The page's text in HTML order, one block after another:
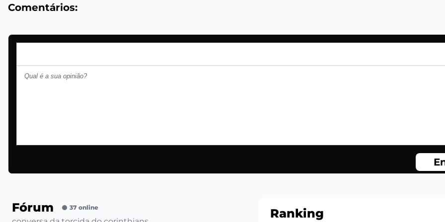
Comentários:
Fórum 37 online Ranking